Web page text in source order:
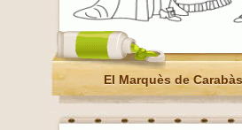
El Marquès de